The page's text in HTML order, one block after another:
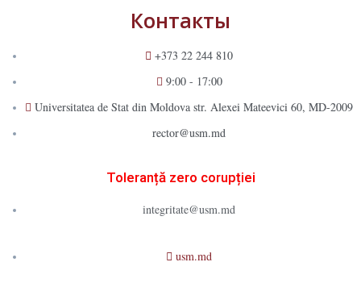
Контакты
+373 22 244 810
9:00 - 17:00
Universitatea de Stat din Moldova str. Alexei Mateevici 60, MD-2009
rector@usm.md
Toleranță zero corupției
integritate@usm.md
usm.md